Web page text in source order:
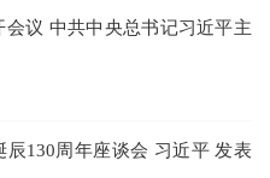
议 中共中央总书记习近平主
130周年座谈会 习近平 发表